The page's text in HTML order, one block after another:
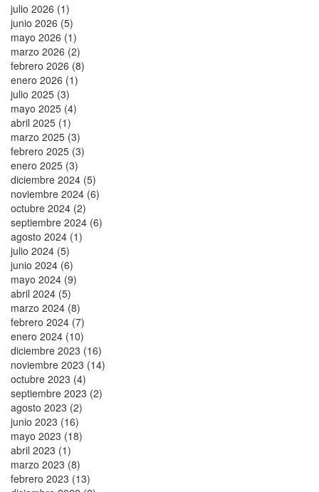
julio 2026 (1)
junio 2026 (5)
mayo 2026 (1)
marzo 2026 (2)
febrero 2026 (8)
enero 2026 (1)
julio 2025 (3)
mayo 2025 (4)
abril 2025 (1)
marzo 2025 (3)
febrero 2025 (3)
enero 2025 (3)
diciembre 2024 (5)
noviembre 2024 (6)
octubre 2024 (2)
septiembre 2024 (6)
agosto 2024 (1)
julio 2024 (5)
junio 2024 (6)
mayo 2024 (9)
abril 2024 (5)
marzo 2024 (8)
febrero 2024 (7)
enero 2024 (10)
diciembre 2023 (16)
noviembre 2023 (14)
octubre 2023 (4)
septiembre 2023 (2)
agosto 2023 (2)
junio 2023 (16)
mayo 2023 (18)
abril 2023 (1)
marzo 2023 (8)
febrero 2023 (13)